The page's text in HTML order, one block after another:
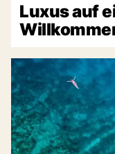
Luxus auf